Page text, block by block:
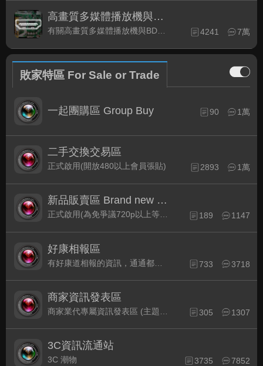
高畫質多媒體播放機與BD討論區
有關高畫質多媒體播放機與BD相關討論區 4241 7萬
敗家特區 For Sale or Trade
一起團購區 Group Buy 90 1萬
二手交換交易區
正式啟用(開放480以上會員張貼) 2893 1萬
新品販賣區 Brand new Plaza
正式啟用(為免爭議720p以上等級發表限定) 189 1147
好康相報區
733 3718
商家資訊發表區
305 1307
3C資訊流通站
3C 潮物 3735 7852